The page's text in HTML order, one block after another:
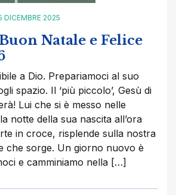
DICEMBRE 2025
Natale e Felice
a Dio. Prepariamoci al suo
spazio. Il ‘più piccolo’, Gesù di
Lui che si è messo nelle
notte della sua nascita all’ora
in croce, risplende sulla nostra
che sorge. Un giorno nuovo è
e camminiamo nella […]